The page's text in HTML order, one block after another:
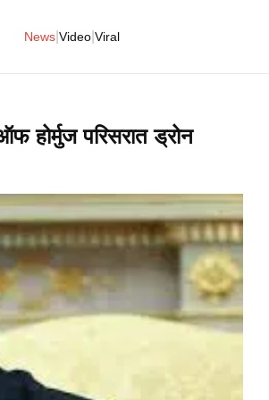
News Video Viral
होर्मुज परिसरात ड्रोन